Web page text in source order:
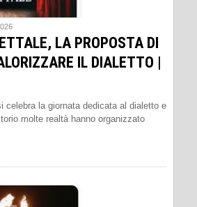
LA PROPOSTA DI
IL DIALETTO |
celebra la giornata dedicata al dialetto e
molte realtà hanno organizzato